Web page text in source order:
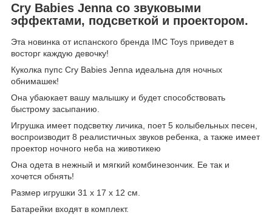
Cry Babies Jenna со звуковыми
эффектами, подсветкой и проектором.
Эта новинка от испанского бренда IMC Toys приведет в
восторг каждую девочку!
Куколка пупс Cry Babies Jenna идеальна для ночных
обнимашек!
Она убаюкает вашу малышку и будет способствовать
быстрому засыпанию.
Игрушка имеет подсветку личика, поет 5 колыбельных песен,
воспроизводит 8 реалистичных звуков ребенка, а также имеет
проектор ночного неба на животикею
Она одета в нежный и мягкий комбинезончик. Ее так и
хочется обнять!
Размер игрушки 31 х 17 х 12 см.
Батарейки входят в комплект.